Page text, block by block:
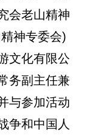
会老山精神
神专委会)
文化有限公
务副主任兼
与参加活动
争和中国人